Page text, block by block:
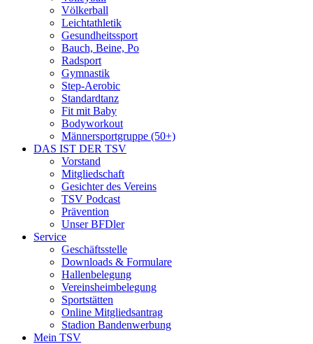
Völkerball
Leichtathletik
Gesundheitssport
Bauch, Beine, Po
Radsport
Gymnastik
Step-Aerobic
Standardtanz
Fit mit Baby
Bodyworkout
Männersportgruppe (50+)
DAS IST DER TSV
Vorstand
Mitgliedschaft
Gesichter des Vereins
TSV Podcast
Prävention
Unser BFDler
Service
Geschäftsstelle
Downloads & Formulare
Hallenbelegung
Vereinsheimbelegung
Sportstätten
Online Mitgliedsantrag
Stadion Bandenwerbung
Mein TSV